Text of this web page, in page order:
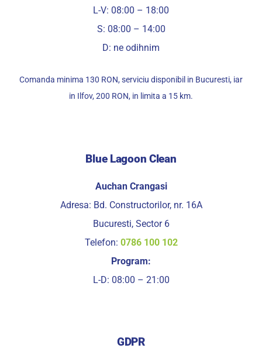
L-V: 08:00 – 18:00
S: 08:00 – 14:00
D: ne odihnim
Comanda minima 130 RON, serviciu disponibil in Bucuresti, iar
in Ilfov, 200 RON, in limita a 15 km.
Blue Lagoon Clean
Auchan Crangasi
Adresa: Bd. Constructorilor, nr. 16A
Bucuresti, Sector 6
Telefon: 0786 100 102
Program:
L-D: 08:00 – 21:00
GDPR